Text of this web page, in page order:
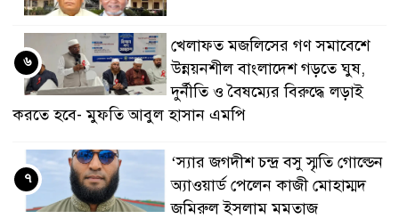
খেলাফত মজলিসের গণ সমাবেশে
উন্নয়নশীল বাংলাদেশ গড়তে ঘুষ,
দুর্নীতি ও বৈষম্যের বিরুদ্ধে লড়াই
করতে হবে- মুফতি আবুল হাসান এমপি
৬
‘স্যার জগদীশ চন্দ্র বসু স্মৃতি গোল্ডেন
অ্যাওয়ার্ড পেলেন কাজী মোহাম্মদ
জমিরুল ইসলাম মমতাজ
৭